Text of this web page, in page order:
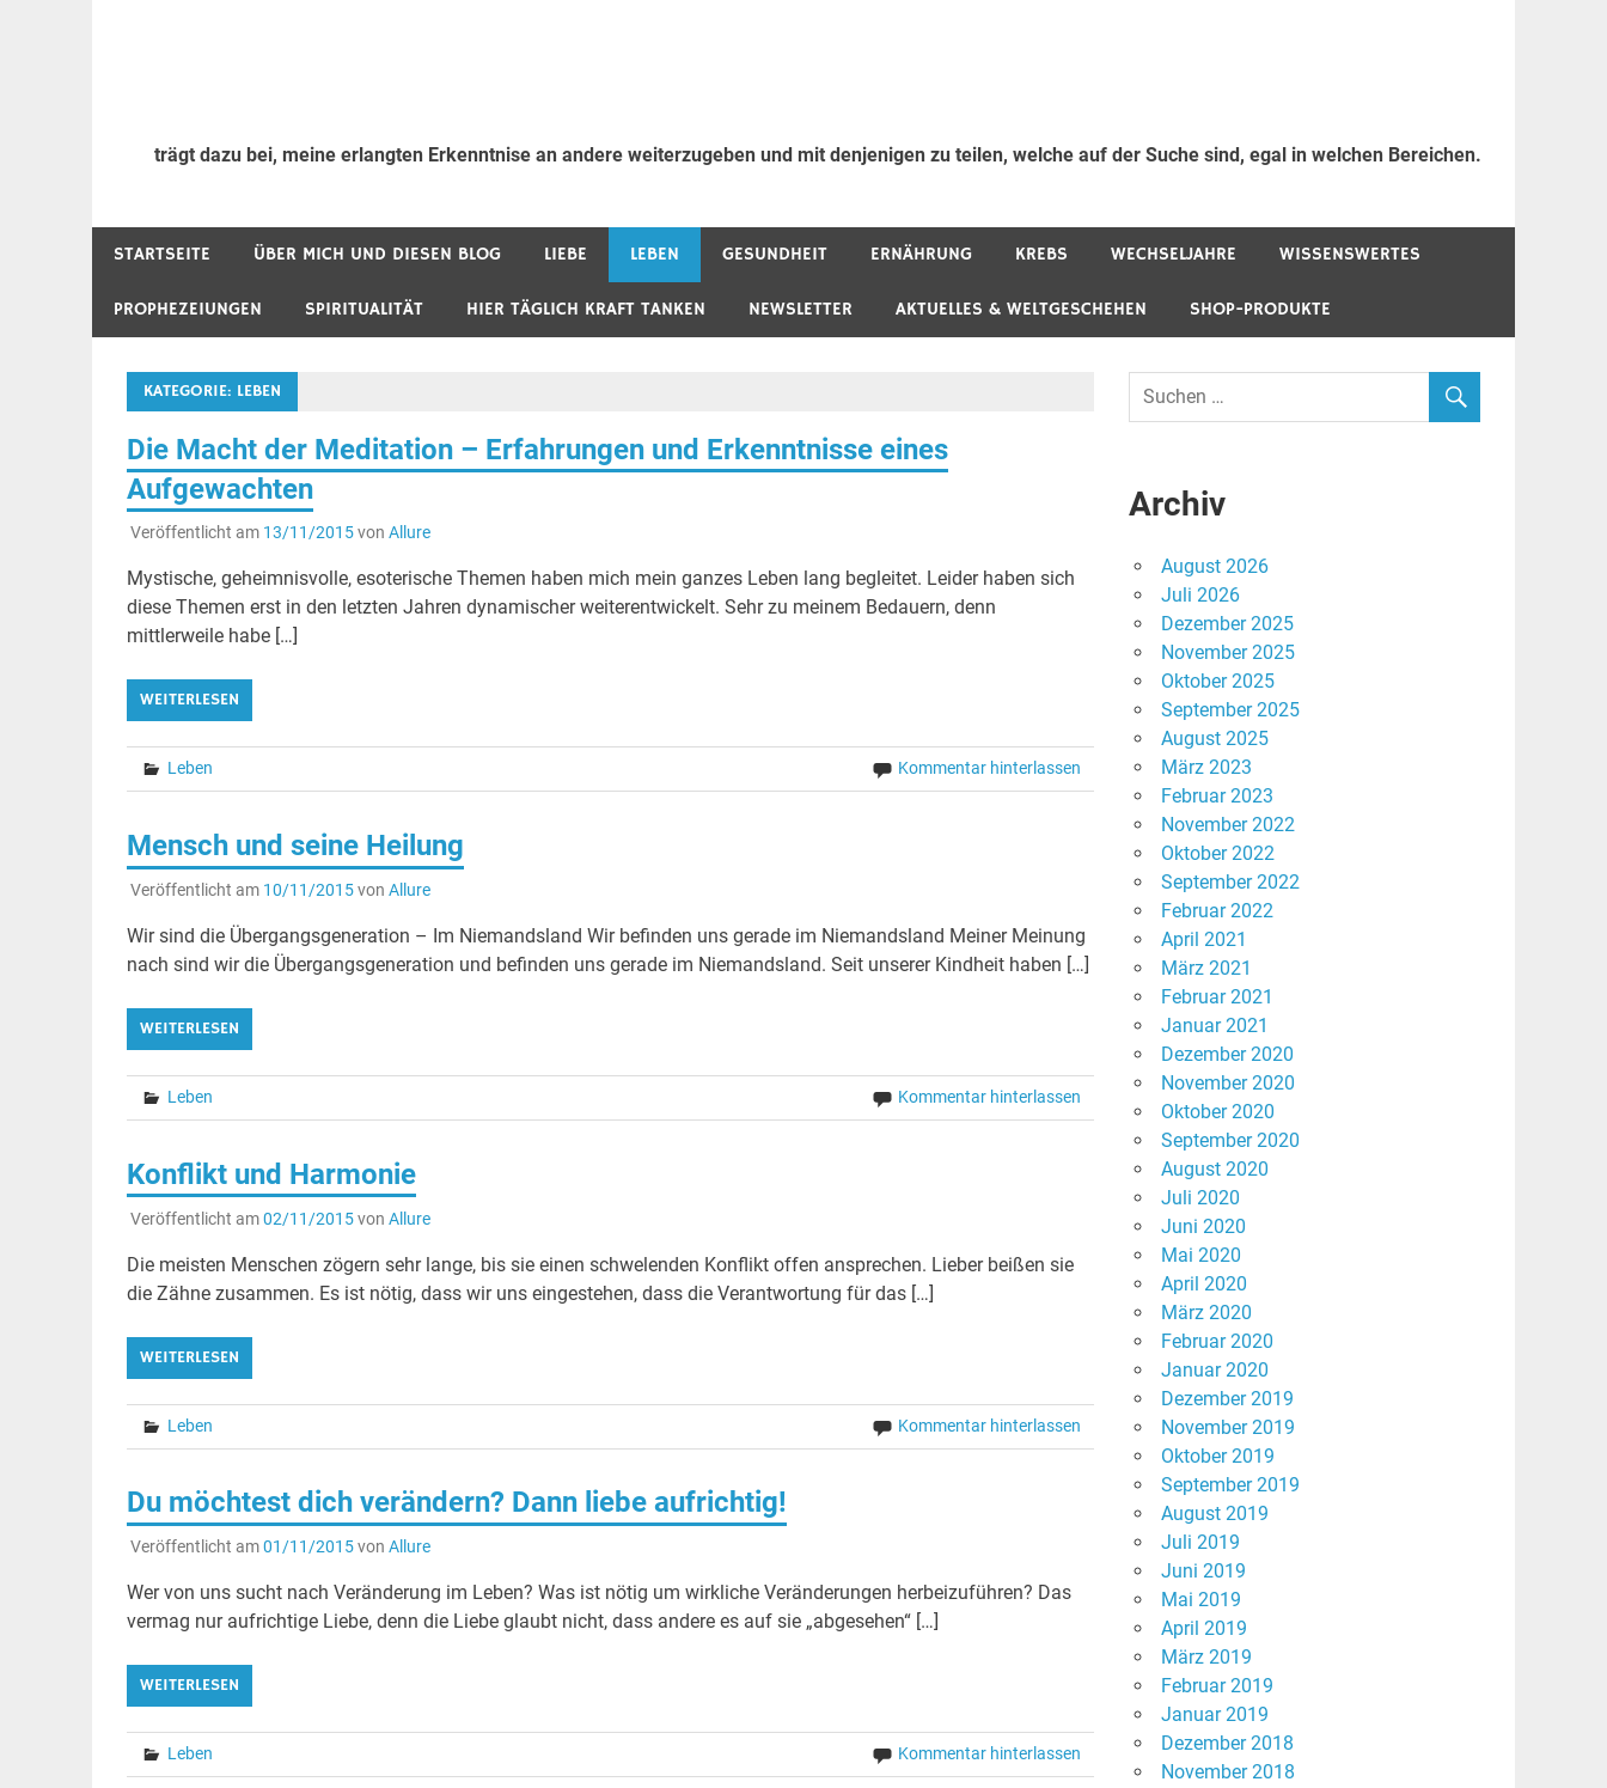
trägt dazu bei, meine erlangten Erkenntnise an andere weiterzugeben und mit denjenigen zu teilen, welche auf der Suche sind, egal in welchen Bereichen.
STARTSEITE ÜBER MICH UND DIESEN BLOG LIEBE LEBEN GESUNDHEIT ERNÄHRUNG KREBS WECHSELJAHRE WISSENSWERTES
PROPHEZEIUNGEN SPIRITUALITÄT HIER TÄGLICH KRAFT TANKEN NEWSLETTER AKTUELLES & WELTGESCHEHEN SHOP-PRODUKTE
KATEGORIE: LEBEN
Die Macht der Meditation – Erfahrungen und Erkenntnisse eines
Aufgewachten
Veröffentlicht am 13/11/2015von Allure
Mystische, geheimnisvolle, esoterische Themen haben mich mein ganzes Leben lang begleitet. Leider haben sich
diese Themen erst in den letzten Jahren dynamischer weiterentwickelt. Sehr zu meinem Bedauern, denn
mittlerweile habe […]
WEITERLESEN
Leben Kommentar hinterlassen
Mensch und seine Heilung
Veröffentlicht am 10/11/2015von Allure
Wir sind die Übergangsgeneration – Im Niemandsland Wir befinden uns gerade im Niemandsland Meiner Meinung
nach sind wir die Übergangsgeneration und befinden uns gerade im Niemandsland. Seit unserer Kindheit haben […]
WEITERLESEN
Leben Kommentar hinterlassen
Konflikt und Harmonie
Veröffentlicht am02/11/2015von Allure
Die meisten Menschen zögern sehr lange, bis sie einen schwelenden Konflikt offen ansprechen. Lieber beißen sie
die Zähne zusammen. Es ist nötig, dass wir uns eingestehen, dass die Verantwortung für das […]
WEITERLESEN
Leben Kommentar hinterlassen
Du möchtest dich verändern? Dann liebe aufrichtig!
Veröffentlicht am01/11/2015von Allure
Wer von uns sucht nach Veränderung im Leben? Was ist nötig um wirkliche Veränderungen herbeizuführen? Das
vermag nur aufrichtige Liebe, denn die Liebe glaubt nicht, dass andere es auf sie „abgesehen“ […]
WEITERLESEN
Leben Kommentar hinterlassen
Archiv
August 2026
Juli 2026
Dezember 2025
November 2025
Oktober 2025
September 2025
August 2025
März 2023
Februar 2023
November 2022
Oktober 2022
September 2022
Februar 2022
April 2021
März 2021
Februar 2021
Januar 2021
Dezember 2020
November 2020
Oktober 2020
September 2020
August 2020
Juli 2020
Juni 2020
Mai 2020
April 2020
März 2020
Februar 2020
Januar 2020
Dezember 2019
November 2019
Oktober 2019
September 2019
August 2019
Juli 2019
Juni 2019
Mai 2019
April 2019
März 2019
Februar 2019
Januar 2019
Dezember 2018
November 2018